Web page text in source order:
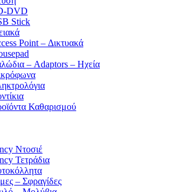
DVD
Stick
Point – Δικτυακά
– Adaptors – Ηχεία
Καθαρισμού
Ντοσιέ
Τετράδια
– Σφραγίδες